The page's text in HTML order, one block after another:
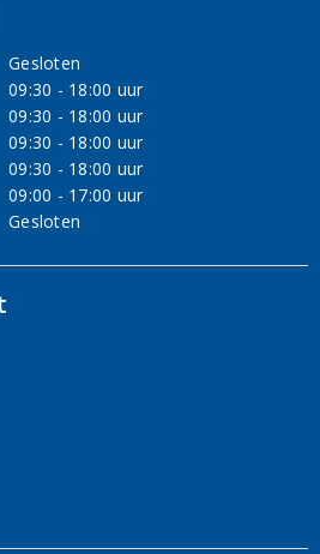
Gesloten
09:30 - 18:00 uur
09:30 - 18:00 uur
09:30 - 18:00 uur
09:30 - 18:00 uur
09:00 - 17:00 uur
Gesloten